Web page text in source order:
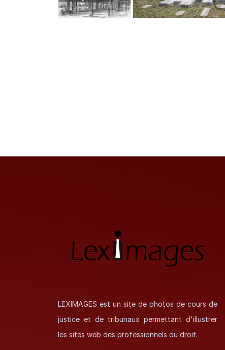
LEXIMAGES est un site de photos de cours de
justice et de tribunaux permettant d'illustrer
les sites web des professionnels du droit.